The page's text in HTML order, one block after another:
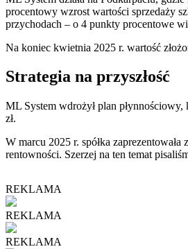
procentowy wzrost wartości sprzedaży
przychodach – o 4 punkty procentowe
Na koniec kwietnia 2025 r. wartość
Strategia na przyszłość
ML System wdrożył plan
zł.
W marcu 2025 r. spółka
rentowności. Szerzej na ten temat
REKLAMA
REKLAMA
REKLAMA